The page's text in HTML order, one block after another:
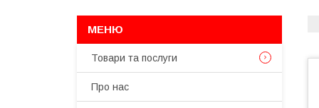
Товари та послуги
Про нас